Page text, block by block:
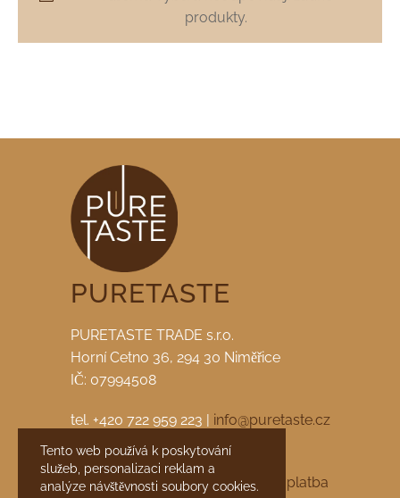
produkty.
PURETASTE
PURETASTE TRADE s.r.o.
Horní Cetno 36, 294 30 Niměřice
IČ: 07994508
tel. +420 722 959 223 | info@puretaste.cz
facebook|instagram
Obchodní podmínky Doprava a platba
Tento web používá k poskytování
služeb, personalizaci reklam a
analýze návštěvnosti soubory cookies.